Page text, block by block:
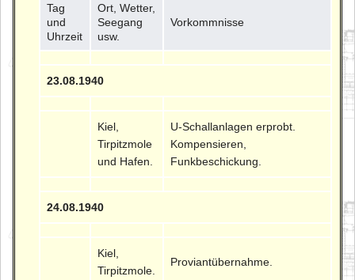
Tag
und
Uhrzeit
Ort, Wetter,
Seegang
usw.
Vorkommnisse
23.08.1940
Kiel,
Tirpitzmole
und Hafen.
U-Schallanlagen erprobt.
Kompensieren,
Funkbeschickung.
24.08.1940
Kiel,
Tirpitzmole.
Proviantübernahme.